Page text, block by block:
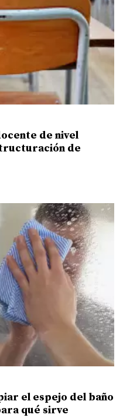
de nivel
de
el espejo del baño
qué sirve